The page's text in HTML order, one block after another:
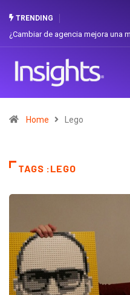
TRENDING
Gabriela Herrera y el arte de
Home Lego
TAGS :LEGO